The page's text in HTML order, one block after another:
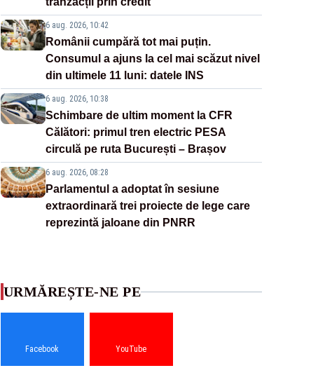
6 aug. 2026, 10:42
Românii cumpără tot mai puțin.
Consumul a ajuns la cel mai scăzut nivel
din ultimele 11 luni: datele INS
6 aug. 2026, 10:38
Schimbare de ultim moment la CFR
Călători: primul tren electric PESA
circulă pe ruta București – Brașov
6 aug. 2026, 08:28
Parlamentul a adoptat în sesiune
extraordinară trei proiecte de lege care
reprezintă jaloane din PNRR
URMĂREȘTE-NE PE
Facebook YouTube